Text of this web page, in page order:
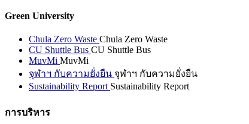
Green University
Chula Zero Waste Chula Zero Waste
CU Shuttle Bus CU Shuttle Bus
MuvMi MuvMi
จุฬาฯ กับความยั่งยืน จุฬาฯ กับความยั่งยืน
Sustainability Report Sustainability Report
การบริหาร